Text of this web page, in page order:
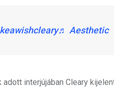
♬ Aesthetic
adott interjújában Cleary